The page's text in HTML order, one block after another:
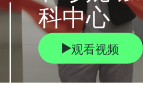
科中心
观看视频